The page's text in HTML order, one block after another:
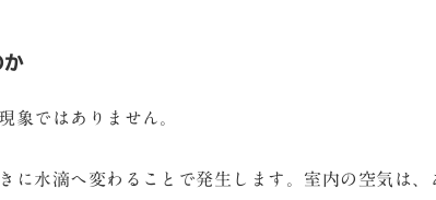
か
象ではありません。
に水滴へ変わることで発生します。室内の空気は